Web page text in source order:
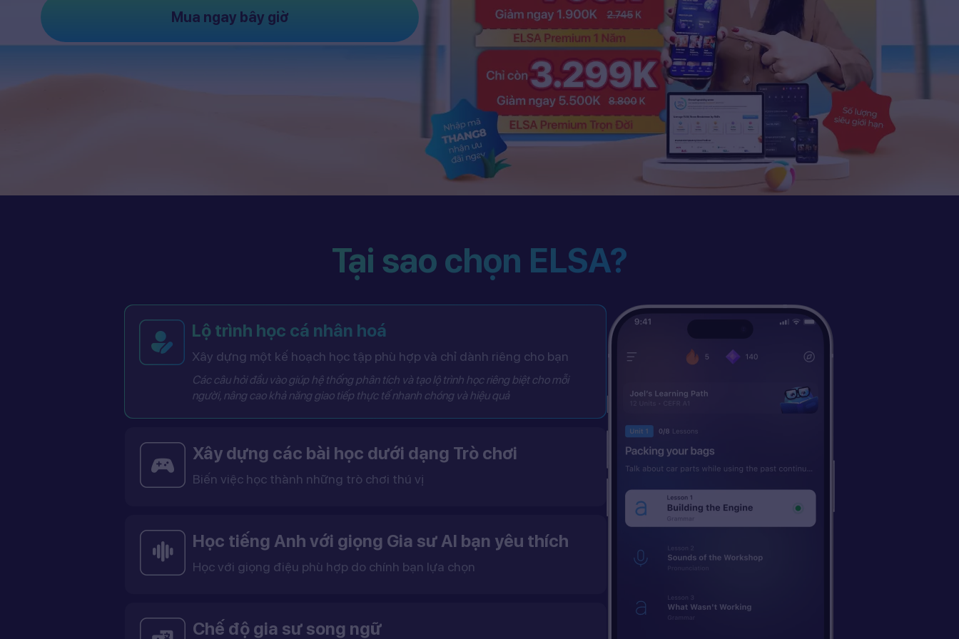
Mua ngay bây giờ
Tại sao chọn ELSA?
Lộ trình học cá nhân hoá
Xây dựng một kế hoạch học tập phù hợp và chỉ dành riêng cho bạn
Các câu hỏi đầu vào giúp hệ thống phân tích và tạo lộ trình học riêng biệt cho mỗi
người, nâng cao khả năng giao tiếp thực tế nhanh chóng và hiệu quả
Xây dựng các bài học dưới dạng Trò chơi
Biến việc học thành những trò chơi thú vị
Học tiếng Anh với giọng Gia sư AI bạn yêu thích
Học với giọng điệu phù hợp do chính bạn lựa chọn
Chế độ gia sư song ngữ